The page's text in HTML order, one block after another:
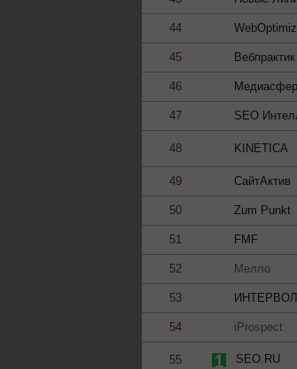
44
45 Вебпрактик
46
47 SEO
48 KINETICA
49 СайтАктив
50 Zum Punkt
51 FMF
52 Мелло
53
54 iProspect
55 SEO.RU